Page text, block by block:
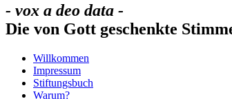
- vox a deo data -
Die von Gott geschenkte
Willkommen
Impressum
Stiftungsbuch
Warum?